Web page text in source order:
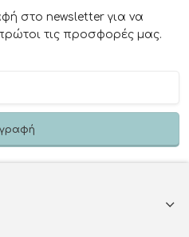
στο newsletter για να
τις προσφορές μας.